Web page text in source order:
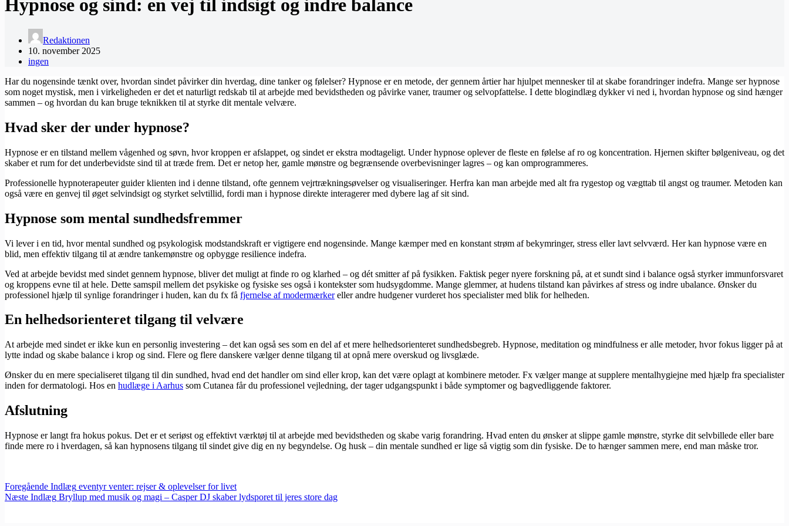
Hypnose og sind: en vej til indsigt og indre balance
Redaktionen
10. november 2025
ingen
Har du nogensinde tænkt over, hvordan sindet påvirker din hverdag, dine tanker og følelser? Hypnose er en metode, der gennem årtier har hjulpet mennesker til at skabe forandringer indefra. Mange ser hypnose
som noget mystisk, men i virkeligheden er det et naturligt redskab til at arbejde med bevidstheden og påvirke vaner, traumer og selvopfattelse. I dette blogindlæg dykker vi ned i, hvordan hypnose og sind hænger
sammen – og hvordan du kan bruge teknikken til at styrke dit mentale velvære.
Hvad sker der under hypnose?
Hypnose er en tilstand mellem vågenhed og søvn, hvor kroppen er afslappet, og sindet er ekstra modtageligt. Under hypnose oplever de fleste en følelse af ro og koncentration. Hjernen skifter bølgeniveau, og det
skaber et rum for det underbevidste sind til at træde frem. Det er netop her, gamle mønstre og begrænsende overbevisninger lagres – og kan omprogrammeres.
Professionelle hypnoterapeuter guider klienten ind i denne tilstand, ofte gennem vejrtrækningsøvelser og visualiseringer. Herfra kan man arbejde med alt fra rygestop og vægttab til angst og traumer. Metoden kan
også være en genvej til øget selvindsigt og styrket selvtillid, fordi man i hypnose direkte interagerer med dybere lag af sit sind.
Hypnose som mental sundhedsfremmer
Vi lever i en tid, hvor mental sundhed og psykologisk modstandskraft er vigtigere end nogensinde. Mange kæmper med en konstant strøm af bekymringer, stress eller lavt selvværd. Her kan hypnose være en
blid, men effektiv tilgang til at ændre tankemønstre og opbygge resilience indefra.
Ved at arbejde bevidst med sindet gennem hypnose, bliver det muligt at finde ro og klarhed – og dét smitter af på fysikken. Faktisk peger nyere forskning på, at et sundt sind i balance også styrker immunforsvaret
og kroppens evne til at hele. Dette samspil mellem det psykiske og fysiske ses også i kontekster som hudsygdomme. Mange glemmer, at hudens tilstand kan påvirkes af stress og indre ubalance. Ønsker du
professionel hjælp til synlige forandringer i huden, kan du fx få fjernelse af modermærkereller andre hudgener vurderet hos specialister med blik for helheden.
En helhedsorienteret tilgang til velvære
At arbejde med sindet er ikke kun en personlig investering – det kan også ses som en del af et mere helhedsorienteret sundhedsbegreb. Hypnose, meditation og mindfulness er alle metoder, hvor fokus ligger på at
lytte indad og skabe balance i krop og sind. Flere og flere danskere vælger denne tilgang til at opnå mere overskud og livsglæde.
Ønsker du en mere specialiseret tilgang til din sundhed, hvad end det handler om sind eller krop, kan det være oplagt at kombinere metoder. Fx vælger mange at supplere mentalhygiejne med hjælp fra specialister
inden for dermatologi. Hos en hudlæge i Aarhus som Cutanea får du professionel vejledning, der tager udgangspunkt i både symptomer og bagvedliggende faktorer.
Afslutning
Hypnose er langt fra hokus pokus. Det er et seriøst og effektivt værktøj til at arbejde med bevidstheden og skabe varig forandring. Hvad enten du ønsker at slippe gamle mønstre, styrke dit selvbillede eller bare
finde mere ro i hverdagen, så kan hypnosens tilgang til sindet give dig en ny begyndelse. Og husk – din mentale sundhed er lige så vigtig som din fysiske. De to hænger sammen mere, end man måske tror.
Foregående Indlæg eventyr venter: rejser & oplevelser for livet
Næste Indlæg Bryllup med musik og magi – Casper DJ skaber lydsporet til jeres store dag